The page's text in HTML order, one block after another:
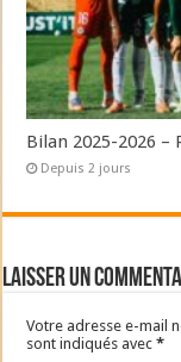
Bilan 2025-2026 –
Depuis 2 jours
Laisser un
Votre adresse e-mail
sont indiqués avec*